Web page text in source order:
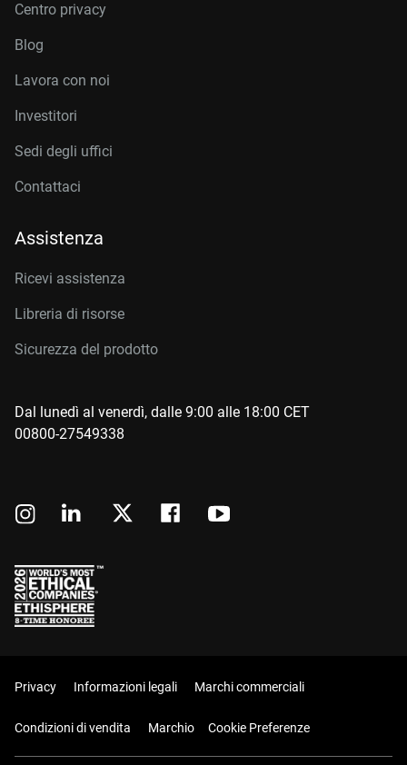
Centro privacy
Blog
Lavora con noi
Investitori
Sedi degli uffici
Contattaci
Assistenza
Ricevi assistenza
Libreria di risorse
Sicurezza del prodotto
Dal lunedì al venerdì, dalle 9:00 alle 18:00 CET
00800-27549338
Privacy Informazioni legali Marchi commerciali
Condizioni di vendita Marchio Cookie Preferenze